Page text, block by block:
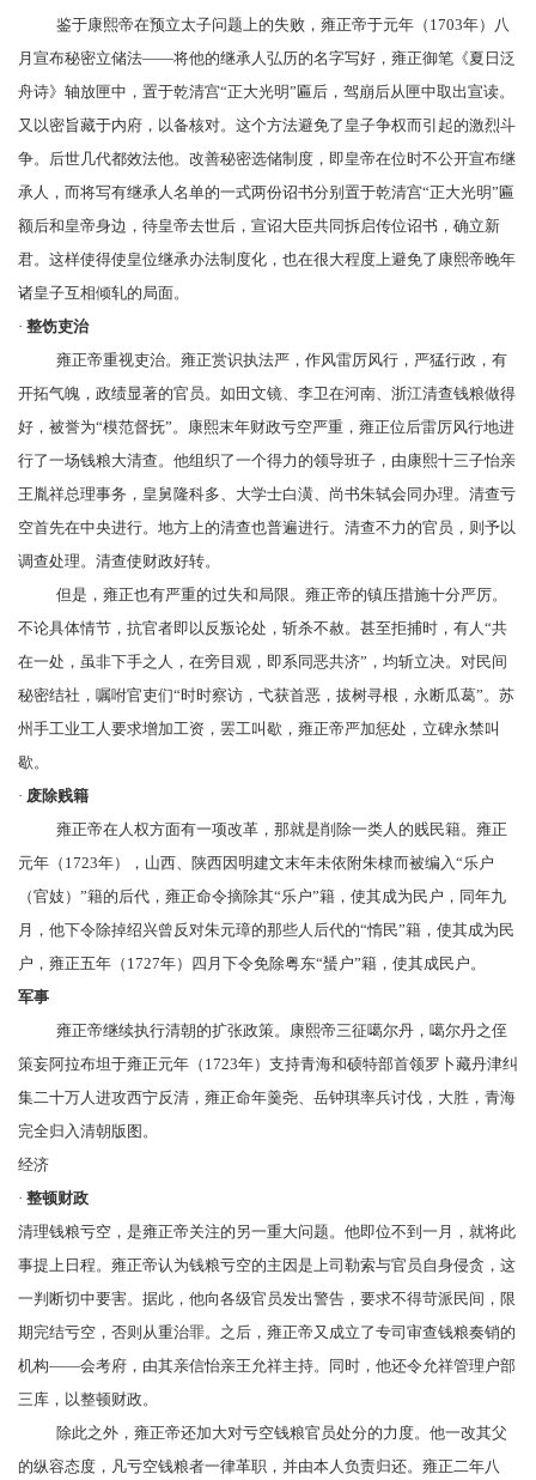
鉴于康熙帝在预立太子问题上的失败，雍正帝于元年（1703年）八
月宣布秘密立储法——将他的继承人弘历的名字写好，雍正御笔《夏日泛
舟诗》轴放匣中，置于乾清宫“正大光明”匾后，驾崩后从匣中取出宣读。
又以密旨藏于内府 ，以备核对。这个方法避免了皇子争权而引起的激烈斗
争。后世几代都效法他。改善秘密选储制度，即皇帝在位时不公开宣布继
承人，而将写有继承人名单的一式两份诏书分别置于乾清宫“正大光明”匾
额后和皇帝身边，待皇帝去世后，宣诏大臣共同拆启传位诏书，确立新
君。这样使得使皇位继承办法制度化，也在很大程度上避免了康熙帝晚年
诸皇子互相倾轧的局面。
· 整饬吏治
雍正帝重视吏治。雍正赏识执法严，作风雷厉风行，严猛行政，有
开拓气魄，政绩显著的官员。如 田文镜、 李卫在河南、浙江清查钱粮做得
好，被誉为“模范督抚”。康熙末年财政亏空严重，雍正位后雷厉风行地进
行了一场钱粮大清查。他组织了一个得力的领导班子，由康熙十三子怡亲
王胤祥总理事务，皇舅隆科多、大学士白潢、尚书朱轼会同办理。清查亏
空首先在中央进行。地方上的清查也普遍进行。清查不力的官员，则予以
调查处理。清查使财政好转。
但是，雍正也有严重的过失和局限。雍正帝的镇压措施十分严厉。
不论具体情节，抗官者即以反叛论处，斩杀不赦。甚至拒捕时，有人“共
在一处，虽非下手之人，在旁目观，即系同恶共济”，均斩立决。对民间
秘密结社，嘱咐官吏们“时时察访，弋获首恶，拔树寻根，永断瓜葛”。苏
州手工业工人要求增加工资，罢工叫歇，雍正帝严加惩处，立碑永禁叫
歇。
· 废除贱籍
雍正帝在人权方面有一项改革，那就是削除一类人的贱民籍。雍正
元年（1723年）， 山西、 陕西因明建文末年未依附朱棣而被编入“乐户
（官妓）”籍的后代，雍正命令摘除其“乐户”籍，使其成为民户，同年九
月，他下令除掉绍兴曾反对朱元璋的那些人后代的“惰民”籍，使其成为民
户，雍正五年（1727年）四月下令免除粤东“蜑户”籍，使其成民户。
军事
雍正帝继续执行清朝的扩张政策。康熙帝三征噶尔丹 ，噶尔丹之侄
策妄阿拉布坦于雍正元年（1723年）支持青海和硕特部首领罗卜藏丹津纠
集二十万人进攻西宁反清，雍正命年羹尧、 岳钟琪率兵讨伐，大胜，青海
完全归入清朝版图。
经济
· 整顿财政
清理钱粮亏空，是雍正帝关注的另一重大问题。他即位不到一月，就将此
事提上日程。雍正帝认为钱粮亏空的主因是上司勒索与官员自身侵贪，这
一判断切中要害。据此，他向各级官员发出警告，要求不得苛派民间，限
期完结亏空，否则从重治罪。之后，雍正帝又成立了专司审查钱粮奏销的
机构——会考府 ，由其亲信怡亲王允祥主持。同时，他还令允祥管理户部
三库，以整顿财政。
除此之外，雍正帝还加大对亏空钱粮官员处分的力度。他一改其父
的纵容态度，凡亏空钱粮者一律革职，并由本人负责归还。雍正二年八